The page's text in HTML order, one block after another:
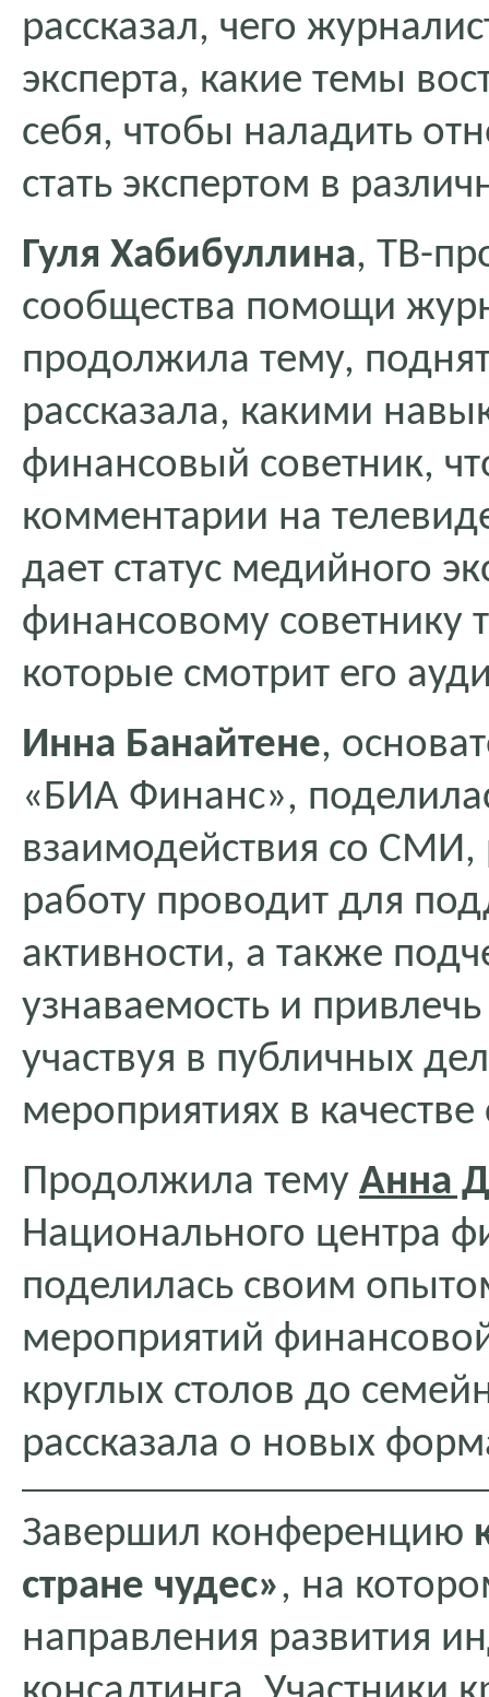
рассказал, чего
эксперта, какие темы
себя, чтобы наладить
стать экспертом в
Гуля Хабибуллина, ТВ-
сообщества помощи
продолжила тему,
рассказала, какими
финансовый советник,
комментарии на
дает статус медийного
финансовому советнику
которые смотрит его
Инна Банайтене,
«БИА Финанс»,
взаимодействия со СМИ,
работу проводит для
активности, а также
узнаваемость и
участвуя в публичных
мероприятиях в качестве
Продолжила тему Анна
Национального центра
поделилась своим
мероприятий
круглых столов до
рассказала о новых
Завершил конференцию
стране чудес», на
направления развития